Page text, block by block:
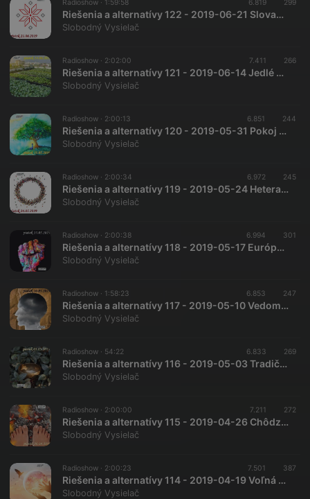
Radioshow · 1:59:58 6.819 299
Riešenia a alternatívy 122 - 2019-06-21 Slovanská duchovnosť…
Slobodný Vysielač
Radioshow · 2:02:00 7.411 266
Riešenia a alternatívy 121 - 2019-06-14 Jedlé mestá a miesta
Slobodný Vysielač
Radioshow · 2:00:13 6.851 244
Riešenia a alternatívy 120 - 2019-05-31 Pokoj v duši…
Slobodný Vysielač
Radioshow · 2:00:34 6.972 245
Riešenia a alternatívy 119 - 2019-05-24 Heterarchia ako alternatíva k hierarchii…
Slobodný Vysielač
Radioshow · 2:00:38 6.994 301
Riešenia a alternatívy 118 - 2019-05-17 Európske antisystémové strany…
Slobodný Vysielač
Radioshow · 1:58:23 6.853 247
Riešenia a alternatívy 117 - 2019-05-10 Vedomý život…
Slobodný Vysielač
Radioshow · 54:22 6.833 269
Riešenia a alternatívy 116 - 2019-05-03 Tradičná tibetská medicína…
Slobodný Vysielač
Radioshow · 2:00:00 7.211 272
Riešenia a alternatívy 115 - 2019-04-26 Chôdza po žeravom uhlí…
Slobodný Vysielač
Radioshow · 2:00:23 7.501 387
Riešenia a alternatívy 114 - 2019-04-19 Voľná energia…
Slobodný Vysielač